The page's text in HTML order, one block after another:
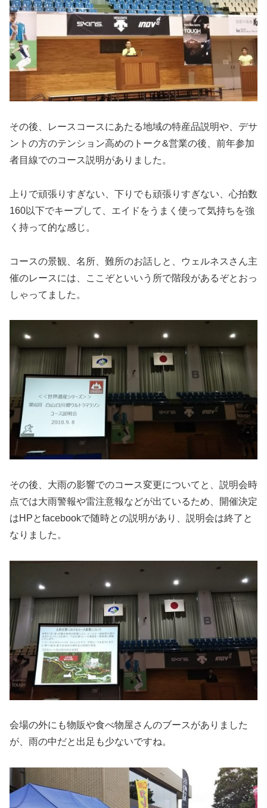
その後、レースコースにあたる地域の特産品説明や、デサ
ントの方のテンション高めのトーク&営業の後、前年参加
者目線でのコース説明がありました。
上りで頑張りすぎない、下りでも頑張りすぎない、心拍数
160以下でキープして、エイドをうまく使って気持ちを強
く持って的な感じ。
コースの景観、名所、難所のお話しと、ウェルネスさん主
催のレースには、ここぞといいう所で階段があるぞとおっ
しゃってました。
その後、大雨の影響でのコース変更についてと、説明会時
点では大雨警報や雷注意報などが出ているため、開催決定
はHPとfacebookで随時との説明があり、説明会は終了と
なりました。
会場の外にも物販や食べ物屋さんのブースがありました
が、雨の中だと出足も少ないですね。